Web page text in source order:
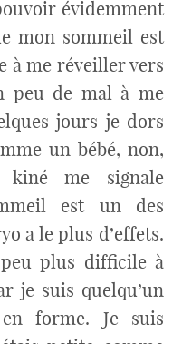
évidemment
mon sommeil est
à me réveiller vers
peu de mal à me
jours je dors
un bébé, non,
kiné me signale
est un des
a le plus d’effets.
peu plus difficile à
je suis quelqu’un
forme. Je suis